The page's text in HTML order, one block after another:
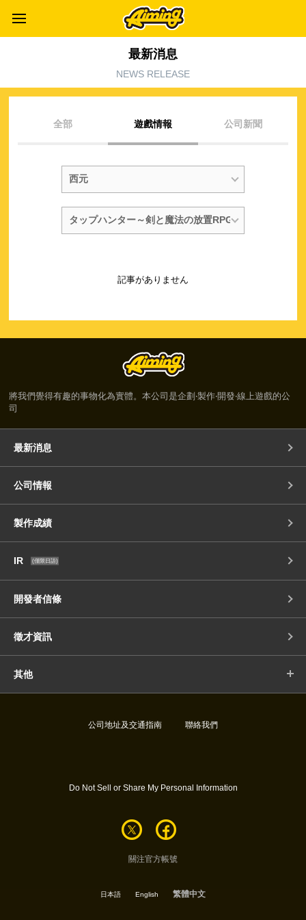
最新消息
NEWS RELEASE
全部 遊戲情報 公司新聞
記事がありません
將我們覺得有趣的事物化為實體。本公司是企劃‧製作‧開發‧線上遊戲的公
司
最新消息
公司情報
製作成績
IR (僅限日語)
開發者信條
徵才資訊
其他
公司地址及交通指南 聯絡我們
Do Not Sell or Share My Personal Information
關注官方帳號
日本語 English 繁體中文